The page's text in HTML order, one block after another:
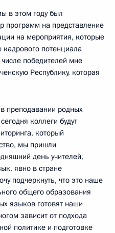
в этом году был
программ на представление
на мероприятия, которые
потенциала
победителей мне
Республику, которая
преподавании родных
коллеги будут
который
мы пришли
день учителей,
явно в стране
подчеркнуть, что это наше
общего образования
языков готовят наши
зависит от подхода
политике и подготовке